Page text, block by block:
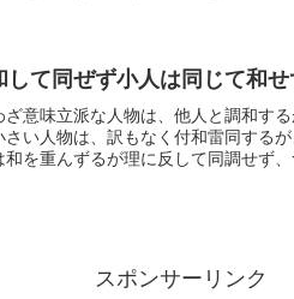
して同ぜず小人は同じて和せ
ざ意味立派な人物は、他人と調和す
さい人物は、訳もなく付和雷同する
和を重んずるが理に反して同調せず
スポンサーリンク